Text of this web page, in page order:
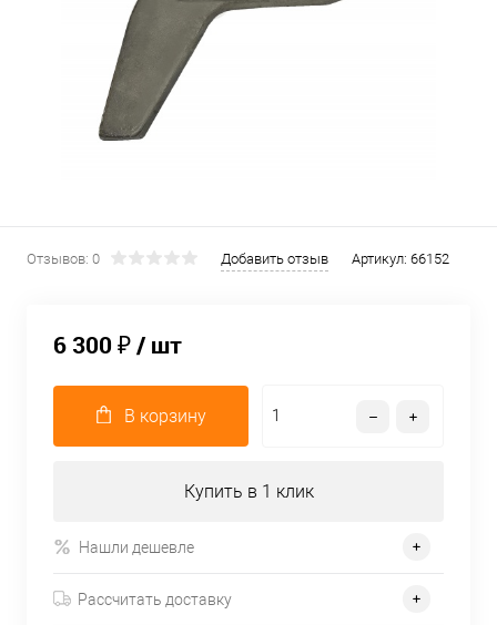
Отзывов: 0 Добавить отзыв Артикул: 66152
6 300 ₽/ шт
В корзину
Купить в 1 клик
Нашли дешевле
Рассчитать доставку